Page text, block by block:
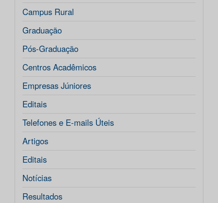
Campus Rural
Graduação
Pós-Graduação
Centros Acadêmicos
Empresas Júniores
Editais
Telefones e E-mails Úteis
Artigos
Editais
Notícias
Resultados